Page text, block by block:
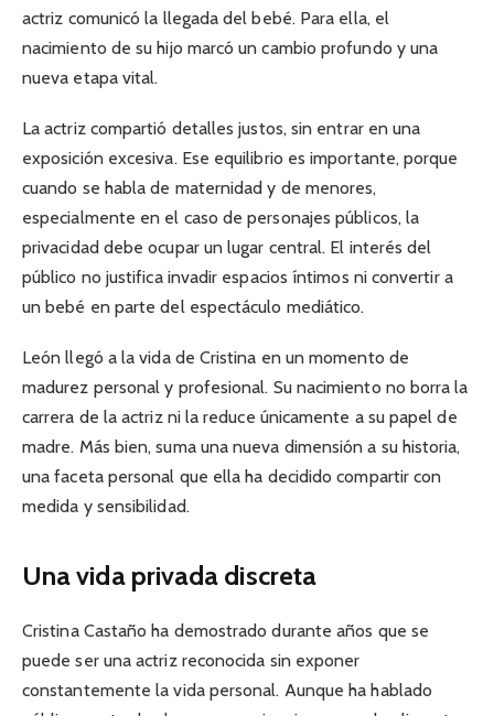
actriz comunicó la llegada del bebé. Para ella, el
nacimiento de su hijo marcó un cambio profundo y una
nueva etapa vital.
La actriz compartió detalles justos, sin entrar en una
exposición excesiva. Ese equilibrio es importante, porque
cuando se habla de maternidad y de menores,
especialmente en el caso de personajes públicos, la
privacidad debe ocupar un lugar central. El interés del
público no justifica invadir espacios íntimos ni convertir a
un bebé en parte del espectáculo mediático.
León llegó a la vida de Cristina en un momento de
madurez personal y profesional. Su nacimiento no borra la
carrera de la actriz ni la reduce únicamente a su papel de
madre. Más bien, suma una nueva dimensión a su historia,
una faceta personal que ella ha decidido compartir con
medida y sensibilidad.
Una vida privada discreta
Cristina Castaño ha demostrado durante años que se
puede ser una actriz reconocida sin exponer
constantemente la vida personal. Aunque ha hablado